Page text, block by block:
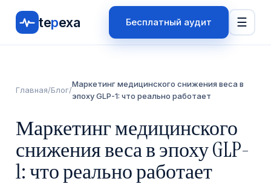
tepexa Бесплатный аудит ☰
Главная/Блог/
Маркетинг медицинского снижения веса в
эпоху GLP-1: что реально работает
Маркетинг медицинского
снижения веса в эпоху GLP-
1: что реально работает